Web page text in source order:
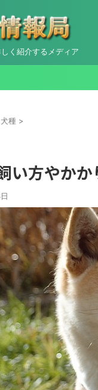
く紹介するメディア
犬種 >
い方やかか